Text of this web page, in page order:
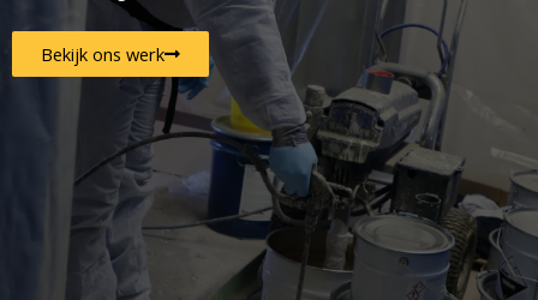
Bekijk ons werk